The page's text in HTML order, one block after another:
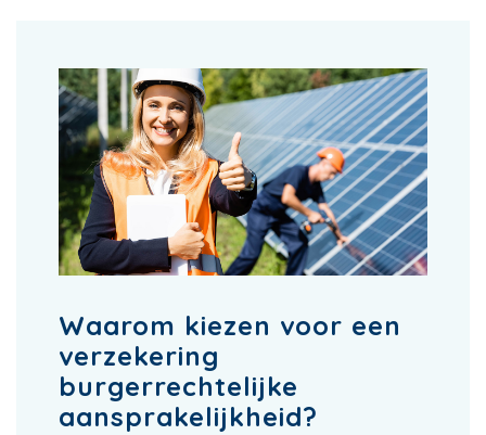
Waarom kiezen voor een
verzekering
burgerrechtelijke
aansprakelijkheid?